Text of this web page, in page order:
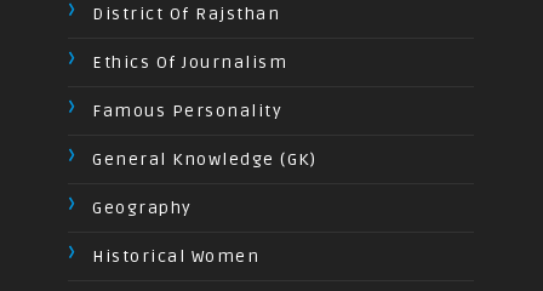
District Of Rajsthan
Ethics Of Journalism
Famous Personality
General Knowledge (GK)
Geography
Historical Women